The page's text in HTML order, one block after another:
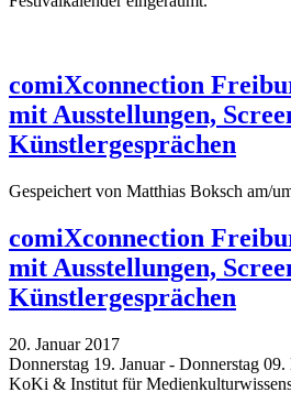
comiXconnection
mit Ausstellungen,
Künstlergesprächen
Gespeichert von Matthias Boksch am/
comiXconnection
mit Ausstellungen,
Künstlergesprächen
20. Januar 2017
Donnerstag 19. Januar - Donnerstag
KoKi & Institut für